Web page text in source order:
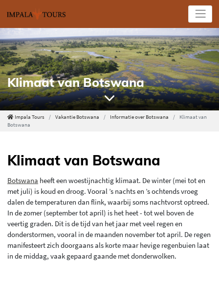
Klimaat van Botswana
Impala Tours Vakantie Botswana Informatie over Botswana
Klimaat van
Botswana
Klimaat van Botswana
Botswana heeft een woestijnachtig klimaat. De winter (mei tot en
met juli) is koud en droog. Vooral ’s nachts en ’s ochtends vroeg
dalen de temperaturen dan flink, waarbij soms nachtvorst optreed.
In de zomer (september tot april) is het heet - tot wel boven de
veertig graden. Dit is de tijd van het jaar met veel regen en
donderstormen, vooral in de maanden november tot april. De regen
manifesteert zich doorgaans als korte maar hevige regenbuien laat
in de middag, vaak gepaard gaande met donderwolken.